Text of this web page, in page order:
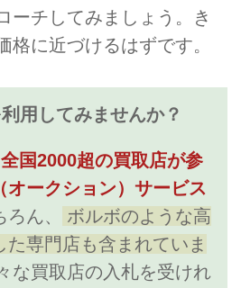
ーチしてみましょう。き
格に近づけるはずです。
用してみませんか？
全国2000超の買取店が参
オークション）サービス
ん、
ボルボのような高
専門店も含まれていま
な買取店の入札を受けれ